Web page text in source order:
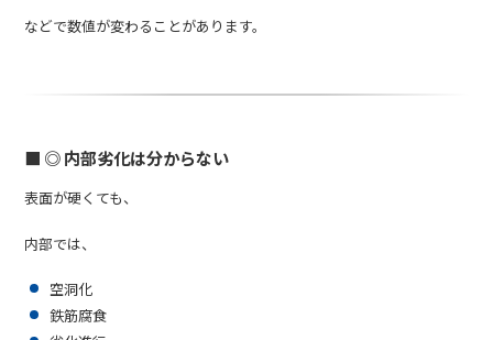
などで数値が変わることがあります。
■ ◎ 内部劣化は分からない
表面が硬くても、
内部では、
空洞化
鉄筋腐食